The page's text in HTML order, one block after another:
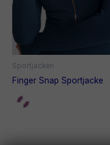
Sportjacken
Finger Snap Sportjacke